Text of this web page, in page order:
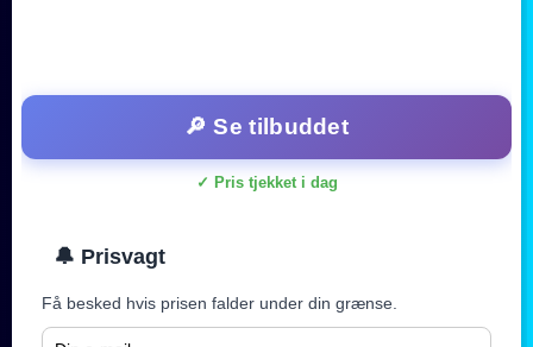
🔎 Se tilbuddet
✓ Pris tjekket i dag
🔔 Prisvagt
Få besked hvis prisen falder under din grænse.